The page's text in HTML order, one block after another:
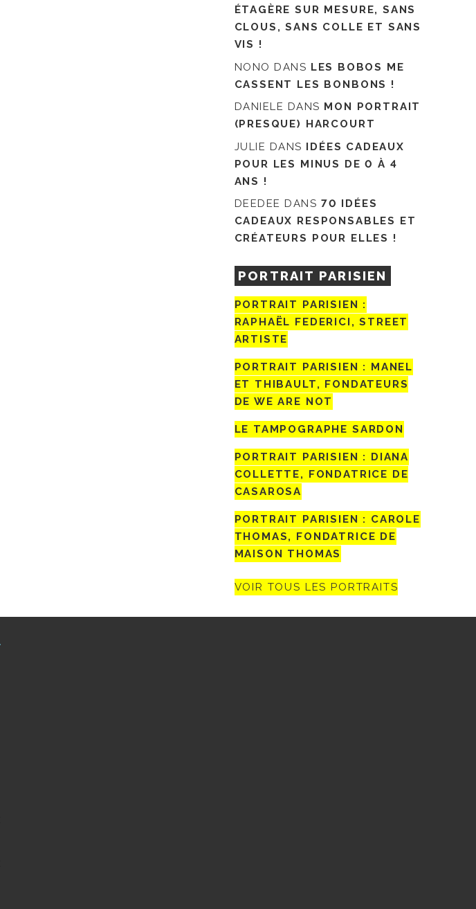
ÉTAGÈRE SUR MESURE, SANS
CLOUS, SANS COLLE ET SANS
VIS !
NONO DANS LES BOBOS ME
CASSENT LES BONBONS !
DANIELE DANS MON PORTRAIT
(PRESQUE) HARCOURT
JULIE DANS IDÉES CADEAUX
POUR LES MINUS DE 0 À 4
ANS !
DEEDEE DANS 70 IDÉES
CADEAUX RESPONSABLES ET
CRÉATEURS POUR ELLES !
PORTRAIT PARISIEN
PORTRAIT PARISIEN :
RAPHAËL FEDERICI, STREET
ARTISTE
PORTRAIT PARISIEN : MANEL
ET THIBAULT, FONDATEURS
DE WE ARE NOT
LE TAMPOGRAPHE SARDON
PORTRAIT PARISIEN : DIANA
COLLETTE, FONDATRICE DE
CASAROSA
PORTRAIT PARISIEN : CAROLE
THOMAS, FONDATRICE DE
MAISON THOMAS
VOIR TOUS LES PORTRAITS